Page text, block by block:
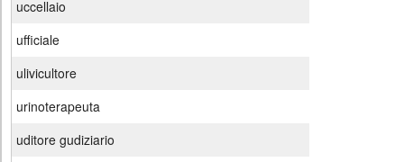
uccellaio
ufficiale
ulivicultore
urinoterapeuta
uditore gudiziario